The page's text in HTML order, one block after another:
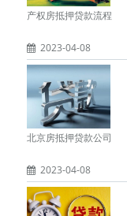
产权房抵押贷款流程
2023-04-08
北京房抵押贷款公司
2023-04-08